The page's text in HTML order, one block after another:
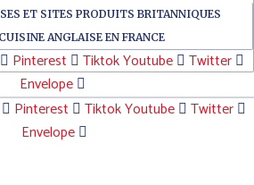
ET SITES PRODUITS BRITANNIQUES
ANGLAISE EN FRANCE
Pinterest TiktokYoutube
Twitter
Envelope
Pinterest TiktokYoutube
Twitter
Envelope